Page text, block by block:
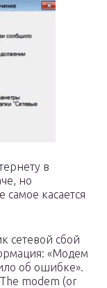
в
но
касается
сетевой сбой
«Модем
об ошибке».
modem (or